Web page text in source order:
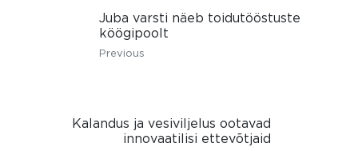
Juba varsti näeb toidutööstuste
köögipoolt
Previous
Kalandus ja vesiviljelus ootavad
innovaatilisi ettevõtjaid